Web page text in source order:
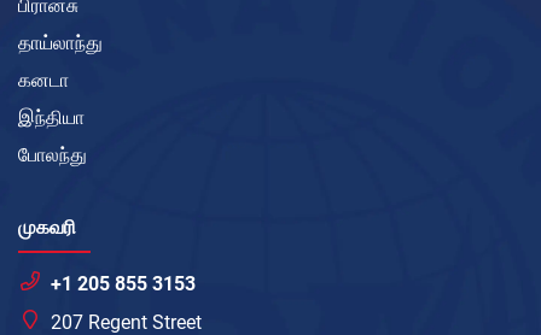
பிரான்சு
தாய்லாந்து
கனடா
இந்தியா
போலந்து
முகவரி
+1 205 855 3153
207 Regent Street